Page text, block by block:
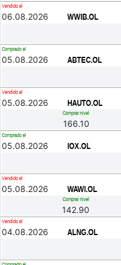
Vendido el
06.08.2026 WWIB.OL
Comprado el
05.08.2026 ABTEC.OL
Vendido el
05.08.2026 HAUTO.OL
Comprar nivel
166.10
Comprado el
05.08.2026 IOX.OL
Vendido el
05.08.2026 WAWI.OL
Comprar nivel
142.90
Vendido el
04.08.2026 ALNG.OL